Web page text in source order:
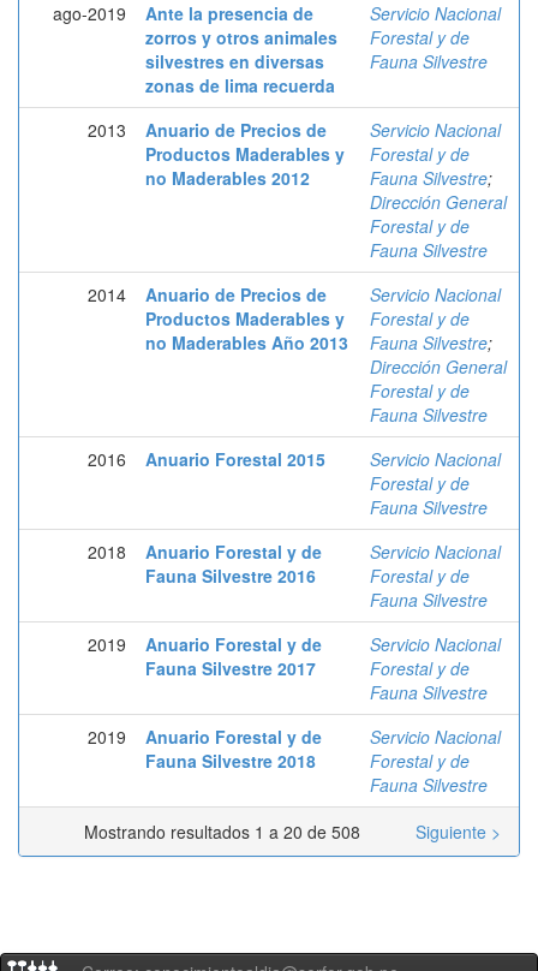
ago-2019
Ante la presencia de
zorros y otros animales
silvestres en diversas
zonas de lima recuerda
Servicio Nacional
Forestal y de
Fauna Silvestre
2013
Anuario de Precios de
Productos Maderables y
no Maderables 2012
Servicio Nacional
Forestal y de
Fauna Silvestre;
Dirección General
Forestal y de
Fauna Silvestre
2014
Anuario de Precios de
Productos Maderables y
no Maderables Año 2013
Servicio Nacional
Forestal y de
Fauna Silvestre;
Dirección General
Forestal y de
Fauna Silvestre
2016
Anuario Forestal 2015
Servicio Nacional
Forestal y de
Fauna Silvestre
2018
Anuario Forestal y de
Fauna Silvestre 2016
Servicio Nacional
Forestal y de
Fauna Silvestre
2019
Anuario Forestal y de
Fauna Silvestre 2017
Servicio Nacional
Forestal y de
Fauna Silvestre
2019
Anuario Forestal y de
Fauna Silvestre 2018
Servicio Nacional
Forestal y de
Fauna Silvestre
Mostrando resultados 1 a 20 de 508
Siguiente >